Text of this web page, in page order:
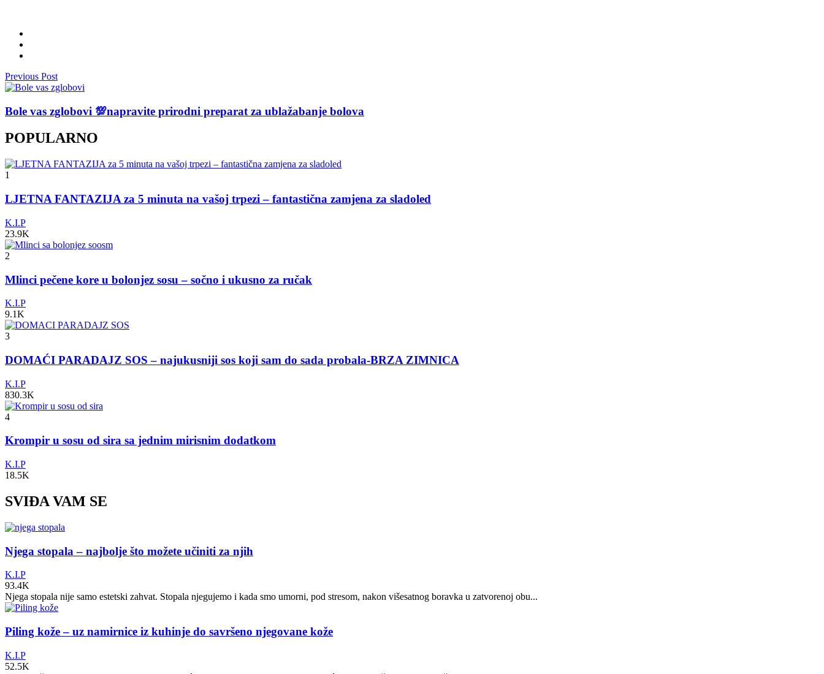
Previous Post
Bole vas zglobovi 💯napravite prirodni preparat za ublažabanje bolova
POPULARNO
1
LJETNA FANTAZIJA za 5 minuta na vašoj trpezi – fantastična zamjena za sladoled
K.I.P
23.9K
2
Mlinci pečene kore u bolonjez sosu – sočno i ukusno za ručak
K.I.P
9.1K
3
DOMAĆI PARADAJZ SOS – najukusniji sos koji sam do sada probala-BRZA ZIMNICA
K.I.P
830.3K
4
Krompir u sosu od sira sa jednim mirisnim dodatkom
K.I.P
18.5K
SVIĐA VAM SE
Njega stopala – najbolje što možete učiniti za njih
K.I.P
93.4K
Njega stopala nije samo estetski zahvat. Stopala njegujemo i kada smo umorni, pod stresom, nakon višesatnog boravka u zatvorenoj obu...
Piling kože – uz namirnice iz kuhinje do savršeno njegovane kože
K.I.P
52.5K